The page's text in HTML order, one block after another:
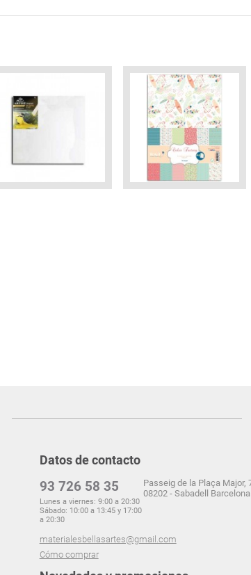
Datos de contacto
93 726 58 35
Lunes a viernes: 9:00 a 20:30
Sábado: 10:00 a 13:45 y 17:00
a 20:30
materialesbellasartes@gmail.com
Cómo comprar
Passeig de la Plaça Major,
08202 - Sabadell Barcelona